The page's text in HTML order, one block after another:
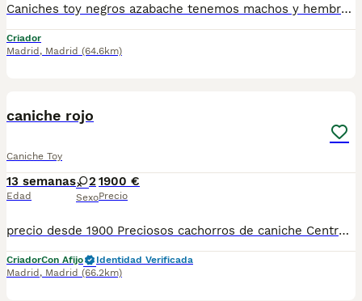
Caniches toy negros azabache tenemos machos y hembras ,distintos colores Nuestros cachorros nacen y crecen en un ambiente familiar ,sin jaulas ,con un respeto y exclusiva cria,somos respetuosos con el tiempo de destete ,cada cachorro necesita su tiempo.. Destetamos con un pienso de alta calidad , Cachorros revisados ,desde el nacimiento ,hasta la entrega por un veterinario competente ,buscando siempre el bienestar de nuestros animales.. Sociabilizados y equilibrados tanto padres como cachorros Se entregan con todo el protocolo veterinario legal,y garantías por escrito completas.. Tenemos servicio de entrega personalizado a cualquier punto de España,directo.. El precio puede cambiar tanto en sexo como en características del cachorro. Dejanos tú teléfono y te mandamos toda la información fotos y vídeos ..
Criador
Madrid , Madrid (64.6km)
caniche rojo
Caniche Toy
13 semanas
Edad
2
Sexo
1900 €
Precio
precio desde 1900 Preciosos cachorros de caniche Centro Canino zazacan es mucho más que un centro de cría , es una familia comprometida con el bienestar animal y la cría responsable, por ello todos nuestros bebés nacen y se crían en nuestras instalaciones , asegurando así un correcto desarrollo y una magnífica socialización, consiguiendo en cada ejemplar un carácter juguetón y extrovertido algo primordial para su adaptación como un miembro más en tu familia . Se entregan con sus correspondientes vacunas a la edad de cada cachorro, desparasitación, microchip implantado y carnet de primo vacunación. Garantía congénita y vírica por contrato. Nuestros cachorros son nacionales y criados en ambiente familiar. Nos avala la seriedad y profesionalidad. Estamos muy comprometidos con el bienestar animal, por ello cada cachorro recibe cuidados personalizados y supervisión constante, asegurando su bienestar y felicidad desde el primer día. Hacemos envíos a toda España con empresa de transporte privado, proporcionando un viaje confortable y ofreciendo las atenciones necesarias a nuestros bebés . Se puede ver sin compromiso con cita previa. Si quieres más información no dudes en contactar con nosotros Mostrar número de teléfono 622220217
CriadorCon Afijo
Identidad Verificada
Madrid , Madrid (66.2km)